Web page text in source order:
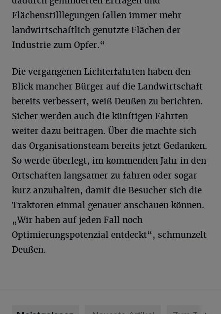
Flächenstilllegungen fallen immer mehr
landwirtschaftlich genutzte Flächen der
Industrie zum Opfer.“
Die vergangenen Lichterfahrten haben den
Blick mancher Bürger auf die Landwirtschaft
bereits verbessert, weiß Deußen zu berichten.
Sicher werden auch die künftigen Fahrten
weiter dazu beitragen. Über die machte sich
das Organisationsteam bereits jetzt Gedanken.
So werde überlegt, im kommenden Jahr in den
Ortschaften langsamer zu fahren oder sogar
kurz anzuhalten, damit die Besucher sich die
Traktoren einmal genauer anschauen können.
„Wir haben auf jeden Fall noch
Optimierungspotenzial entdeckt“, schmunzelt
Deußen.